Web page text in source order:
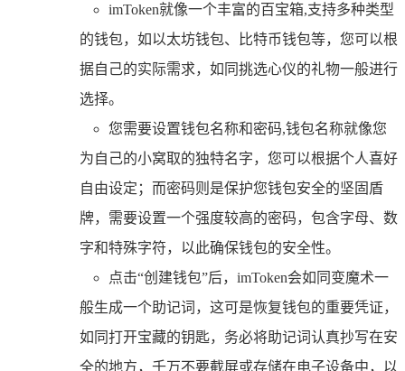
imToken就像一个丰富的百宝箱,支持多种类型
的钱包，如以太坊钱包、比特币钱包等，您可以根
据自己的实际需求，如同挑选心仪的礼物一般进行
选择。
您需要设置钱包名称和密码,钱包名称就像您
为自己的小窝取的独特名字，您可以根据个人喜好
自由设定；而密码则是保护您钱包安全的坚固盾
牌，需要设置一个强度较高的密码，包含字母、数
字和特殊字符，以此确保钱包的安全性。
点击“创建钱包”后，imToken会如同变魔术一
般生成一个助记词，这可是恢复钱包的重要凭证，
如同打开宝藏的钥匙，务必将助记词认真抄写在安
全的地方，千万不要截屏或存储在电子设备中，以